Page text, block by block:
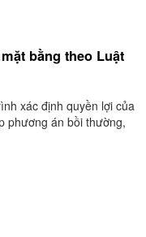
bằng theo Luật
xác định quyền lợi của
phương án bồi thường,